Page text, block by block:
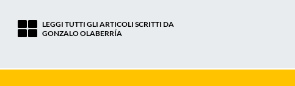
LEGGI TUTTI GLI ARTICOLI SCRITTI DA
GONZALO OLABERRÍA